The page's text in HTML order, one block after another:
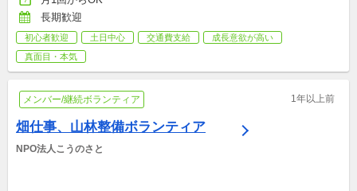
長期歓迎
初心者歓迎 土日中心 交通費支給
成長意欲が高い
真面目・本気
メンバー/継続ボランティア 1年以上前
畑仕事、山林整備ボランティア
NPO法人こうのさと